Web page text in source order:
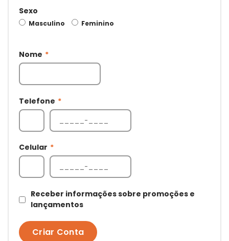
Sexo
Masculino Feminino
Nome *
Telefone *
Celular *
Receber informações sobre promoções e
lançamentos
Criar Conta